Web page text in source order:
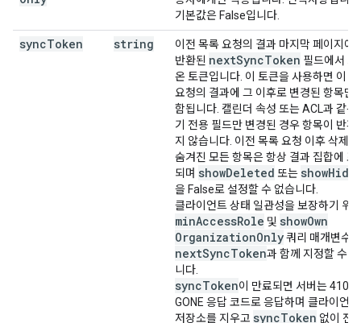
기본값은 False입니다.
syncToken string
이전 목록 요청의 결과 마지막 페이지에
반환된 nextSyncToken 필드에서 가
온 토큰입니다. 이 토큰을 사용하면 이
요청의 결과에 그 이후로 변경된 항목만
함됩니다. 캘린더 속성 또는 ACL과 같은
기 전용 필드만 변경된 경우 항목이 반환
지 않습니다. 이전 목록 요청 이후 삭제
숨겨진 모든 항목은 항상 결과 집합에 포
되며 showDeleted 또는 show
을 False로 설정할 수 없습니다.
클라이언트 상태 일관성을 보장하기 위
minAccessRole 및 showOwn
OrganizationOnly쿼리 매개변수를
nextSyncToken과 함께 지정할 수
니다.
syncToken이 만료되면 서버는 410
GONE 응답 코드로 응답하며 클라이언
저장소를 지우고 syncToken 없이 전